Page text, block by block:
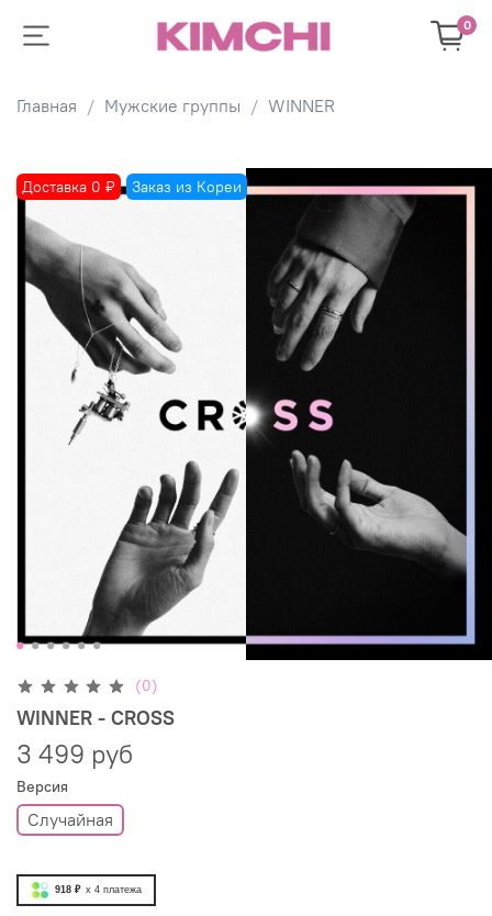
0
Главная Мужские группы WINNER
Доставка 0 ₽ Заказ из Кореи
(0)
WINNER - CROSS
3 499 руб
Версия
Случайная
918 ₽ x 4 платежа